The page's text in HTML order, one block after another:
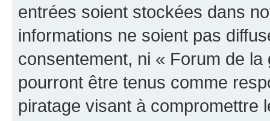
entrées soient stockées dans
informations ne soient pas
consentement, ni « Forum de
pourront être tenus comme
piratage visant à compromettre